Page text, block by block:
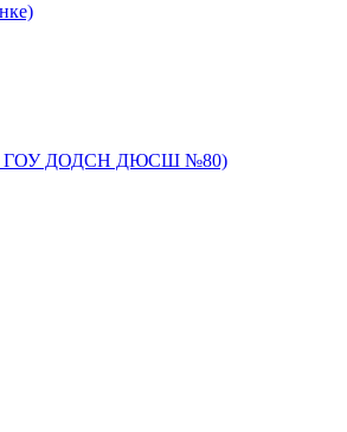
ГОУ ДОДСН ДЮСШ №80)